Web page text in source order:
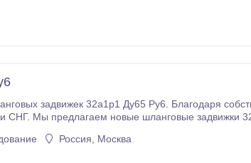
задвижек 32а1р1 Ду65 Ру6. Благодаря
СНГ. Мы предлагаем новые шланговые задвижки
Россия, Москва